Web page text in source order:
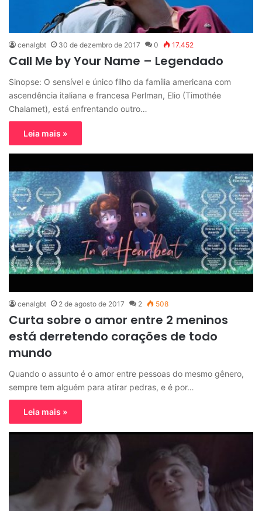
cenalgbt 30 de dezembro de 2017 0 17.452
Call Me by Your Name – Legendado
Sinopse: O sensível e único filho da família americana com
ascendência italiana e francesa Perlman, Elio (Timothée
Chalamet), está enfrentando outro…
Leia mais »
cenalgbt 2 de agosto de 2017 2 508
Curta sobre o amor entre 2 meninos
está derretendo corações de todo
mundo
Quando o assunto é o amor entre pessoas do mesmo gênero,
sempre tem alguém para atirar pedras, e é por…
Leia mais »